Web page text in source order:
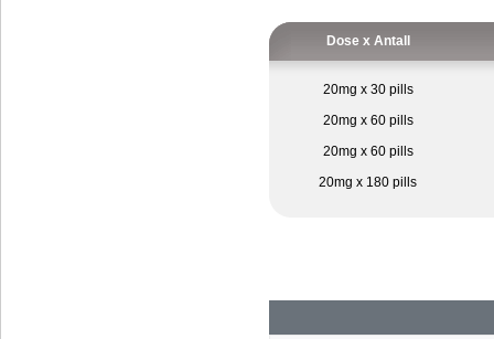
Dose x Antall
20mg x 30 pills
20mg x 60 pills
20mg x 60 pills
20mg x 180 pills